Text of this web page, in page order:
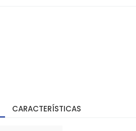
CARACTERÍSTICAS